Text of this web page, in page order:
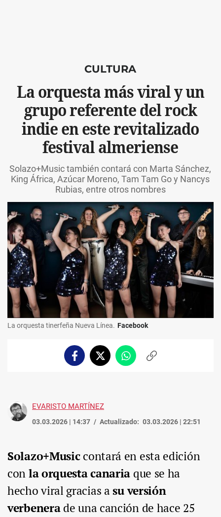
CULTURA
La orquesta más viral y un
grupo referente del rock
indie en este revitalizado
festival almeriense
Solazo+Music también contará con Marta Sánchez,
King África, Azúcar Moreno, Tam Tam Go y Nancys
Rubias, entre otros nombres
La orquesta tinerfeña Nueva Línea. Facebook
FacebookTwitterWhatsappCopiar
EVARISTO MARTÍNEZ
03.03.2026 | 14:37 Actualizado: 03.03.2026 | 22:51
Solazo+Musiccontará en esta edición
conla orquesta canaria que se ha
hecho viral gracias asu versión
verbenerade una canción de hace 25